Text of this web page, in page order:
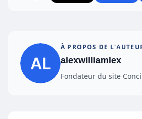
À PROPOS DE
alexwilliamlex
Fondateur du site